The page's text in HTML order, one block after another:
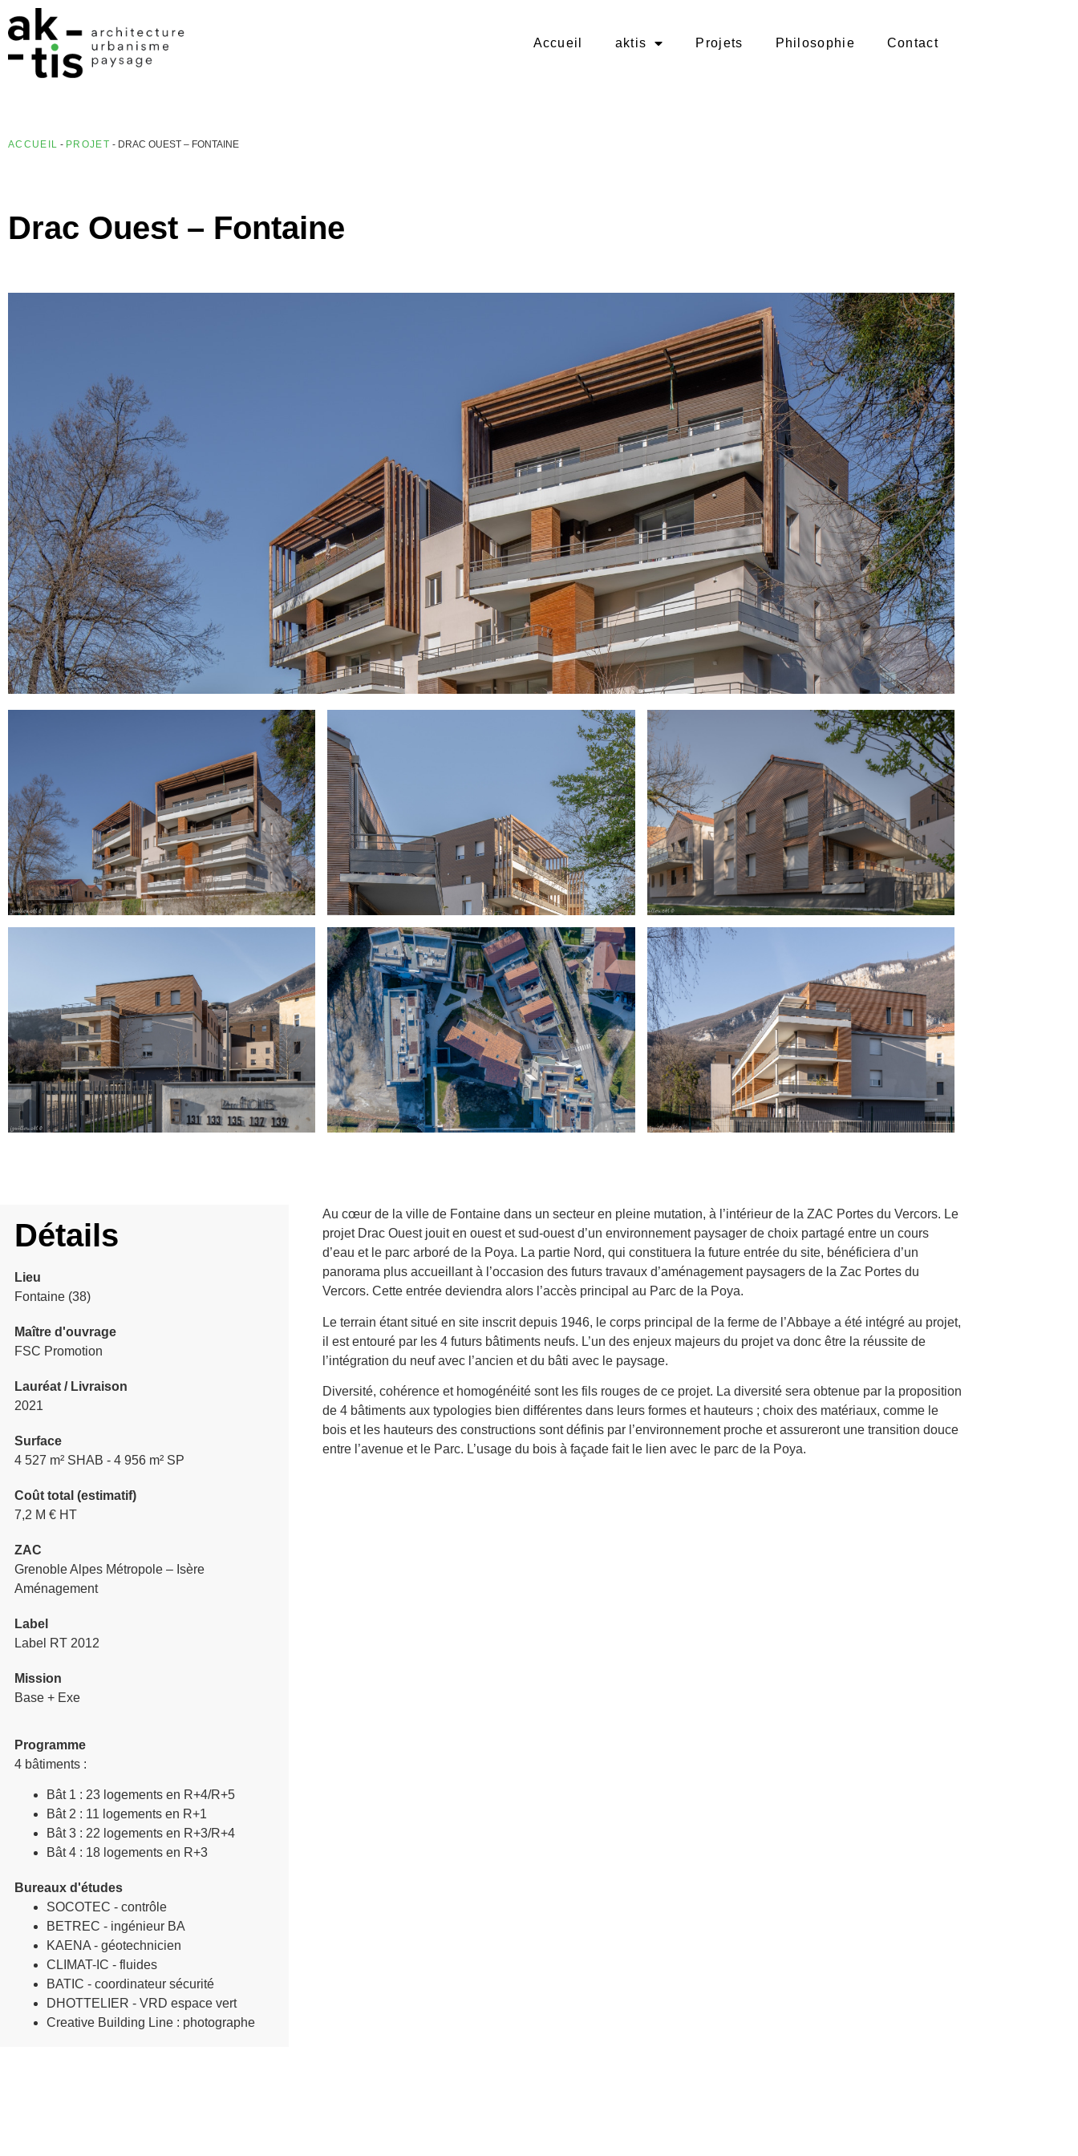
Accueil aktis Projets Philosophie Contact
ACCUEIL - PROJET - DRAC OUEST – FONTAINE
Drac Ouest – Fontaine
Détails
Lieu
Fontaine (38)
Maître d'ouvrage
FSC Promotion
Lauréat / Livraison
2021
Surface
4 527 m² SHAB - 4 956 m² SP
Coût total (estimatif)
7,2 M € HT
ZAC
Grenoble Alpes Métropole – Isère
Aménagement
Label
Label RT 2012
Mission
Base + Exe
Programme
4 bâtiments :
Bât 1 : 23 logements en R+4/R+5
Bât 2 : 11 logements en R+1
Bât 3 : 22 logements en R+3/R+4
Bât 4 : 18 logements en R+3
Bureaux d'études
SOCOTEC - contrôle
BETREC - ingénieur BA
KAENA - géotechnicien
CLIMAT-IC - fluides
BATIC - coordinateur sécurité
DHOTTELIER - VRD espace vert
Creative Building Line : photographe
Au cœur de la ville de Fontaine dans un secteur en pleine mutation, à l’intérieur de la ZAC Portes du Vercors. Le
projet Drac Ouest jouit en ouest et sud-ouest d’un environnement paysager de choix partagé entre un cours
d’eau et le parc arboré de la Poya. La partie Nord, qui constituera la future entrée du site, bénéficiera d’un
panorama plus accueillant à l’occasion des futurs travaux d’aménagement paysagers de la Zac Portes du
Vercors. Cette entrée deviendra alors l’accès principal au Parc de la Poya.
Le terrain étant situé en site inscrit depuis 1946, le corps principal de la ferme de l’Abbaye a été intégré au projet,
il est entouré par les 4 futurs bâtiments neufs. L’un des enjeux majeurs du projet va donc être la réussite de
l’intégration du neuf avec l’ancien et du bâti avec le paysage.
Diversité, cohérence et homogénéité sont les fils rouges de ce projet. La diversité sera obtenue par la proposition
de 4 bâtiments aux typologies bien différentes dans leurs formes et hauteurs ; choix des matériaux, comme le
bois et les hauteurs des constructions sont définis par l’environnement proche et assureront une transition douce
entre l’avenue et le Parc. L’usage du bois à façade fait le lien avec le parc de la Poya.